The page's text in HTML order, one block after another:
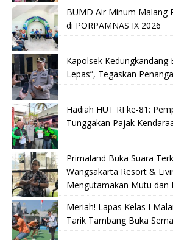
BUMD Air Minum Malang
di PORPAMNAS IX 2026
Kapolsek Kedungkandang
Lepas”, Tegaskan
Hadiah HUT RI ke-81:
Tunggakan Pajak
Primaland Buka Suara
Wangsakarta Resort &
Mengutamakan Mutu dan
Meriah! Lapas Kelas I
Tarik Tambang Buka